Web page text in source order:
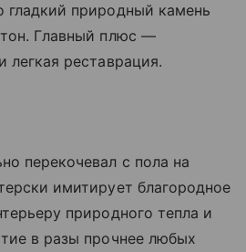
гладкий природный камень
Главный плюс —
легкая реставрация.
перекочевал с пола на
имитирует благородное
природного тепла и
в разы прочнее любых